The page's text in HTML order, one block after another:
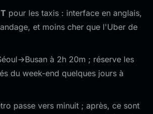
pour les taxis : interface en anglais,
et moins cher que l'Uber de
à 2h 20m ; réserve les
du week-end quelques jours à
passe vers minuit ; après, ce sont